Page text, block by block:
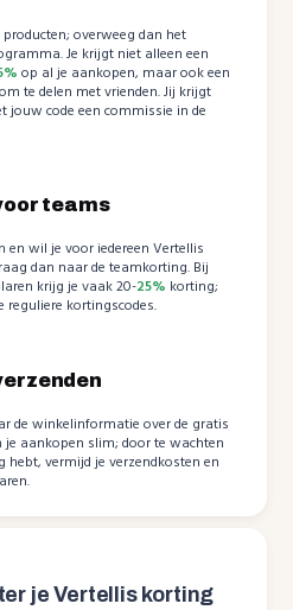
overweeg dan het
Je krijgt niet alleen een
op al je aankopen, maar ook een
te delen met vrienden. Jij krijgt
jouw code een commissie in de
teams
en wil je voor iedereen Vertellis
dan naar de teamkorting. Bij
krijg je vaak 20-25% korting;
kortingscodes.
de winkelinformatie over de gratis
je aankopen slim; door te wachten
hebt, vermijd je verzendkosten en
je Vertellis korting